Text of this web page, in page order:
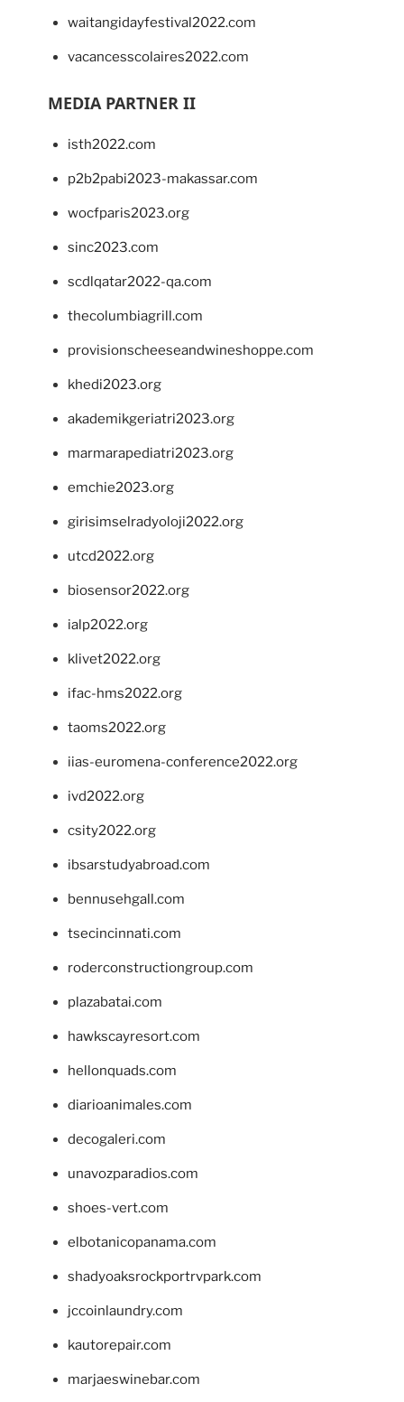
waitangidayfestival2022.com
vacancesscolaires2022.com
MEDIA PARTNER II
isth2022.com
p2b2pabi2023-makassar.com
wocfparis2023.org
sinc2023.com
scdlqatar2022-qa.com
thecolumbiagrill.com
provisionscheeseandwineshoppe.com
khedi2023.org
akademikgeriatri2023.org
marmarapediatri2023.org
emchie2023.org
girisimselradyoloji2022.org
utcd2022.org
biosensor2022.org
ialp2022.org
klivet2022.org
ifac-hms2022.org
taoms2022.org
iias-euromena-conference2022.org
ivd2022.org
csity2022.org
ibsarstudyabroad.com
bennusehgall.com
tsecincinnati.com
roderconstructiongroup.com
plazabatai.com
hawkscayresort.com
hellonquads.com
diarioanimales.com
decogaleri.com
unavozparadios.com
shoes-vert.com
elbotanicopanama.com
shadyoaksrockportrvpark.com
jccoinlaundry.com
kautorepair.com
marjaeswinebar.com